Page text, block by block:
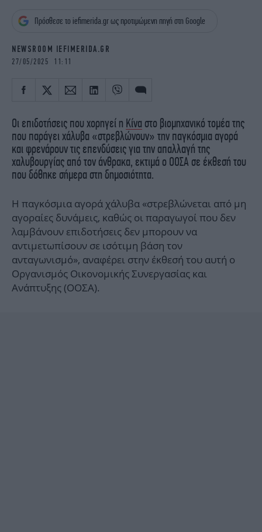
OSCARS
THE OCEAN
Πρόσθεσε το iefimerida.gr ως προτιμώμενη πηγή στη Google
NEWSROOM IEFIMERIDA.GR
27/05/2025 11:11
Οι επιδοτήσεις που χορηγεί η Κίνα στο βιομηχανικό τομέα της
που παράγει χάλυβα «στρεβλώνουν» την παγκόσμια αγορά
και φρενάρουν τις επενδύσεις για την απαλλαγή της
χαλυβουργίας από τον άνθρακα, εκτιμά ο ΟΟΣΑ σε έκθεσή του
που δόθηκε σήμερα στη δημοσιότητα.
Η παγκόσμια αγορά χάλυβα «στρεβλώνεται από μη
αγοραίες δυνάμεις, καθώς οι παραγωγοί που δεν
λαμβάνουν επιδοτήσεις δεν μπορουν να
αντιμετωπίσουν σε ισότιμη βάση τον
ανταγωνισμό», αναφέρει στην έκθεσή του αυτή ο
Οργανισμός Οικονομικής Συνεργασίας και
Ανάπτυξης (ΟΟΣΑ).